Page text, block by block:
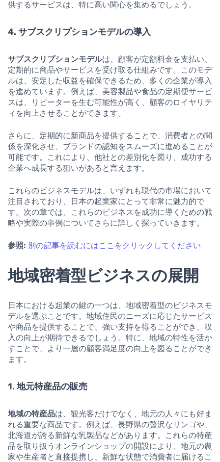
供するサービスは、特に高い関心を集めるでしょう。
4. サブスクリプションモデルの導入
サブスクリプションモデルは、顧客が定額料金を支払い、
定期的に商品やサービスを受け取る仕組みです。このモデ
ルは、安定した収益を確保できるため、多くの企業が導入
を進めています。例えば、美容製品や食品の定期便サービ
スは、リピーターを生む可能性が高く、顧客のロイヤリテ
ィを向上させることができます。
さらに、定期的に新商品を提供することで、消費者との関
係を深化させ、ブランドの認知をスムーズに進めることが
可能です。これにより、他社との差別化を図り、成功する
企業へ成長する狙いがあると言えます。
これらのビジネスモデルは、いずれも現代の市場において
注目されており、日本の起業家にとって非常に魅力的で
す。次の章では、これらのビジネスを成功に導くための戦
略や実際の事例についてさらに詳しく探っていきます。
参照: 別の記事を読むにはここをクリックしてください
地域密着型ビジネスの展開
日本における起業の鍵の一つは、地域密着型のビジネスモ
デルを選ぶことです。地域住民のニーズに応じたサービス
や商品を提供することで、強い支持を得ることができ、収
入の向上が期待できるでしょう。特に、地域の特性を活か
すことで、より一層の顧客満足度の向上を図ることができ
ます。
1. 地元特産品の販売
地域の特産品は、観光客だけでなく、地元の人々にも好ま
れる重要な商品です。例えば、長野県の贅沢なリンゴや、
北海道が誇る新鮮な乳製品などがあります。これらの特産
品を取り扱うオンラインショップの開設により、地元の農
家や生産者と直接提携し、新鮮な状態で消費者に届けるこ